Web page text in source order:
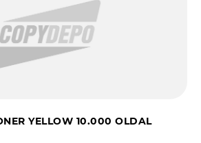
YELLOW 10.000 OLDAL